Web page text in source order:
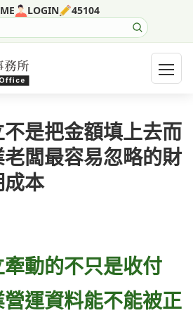
LOGIN 45104
開啟
是把金額填上去而
闆最容易忽略的財
本
動的不只是收付
運資料能不能被正